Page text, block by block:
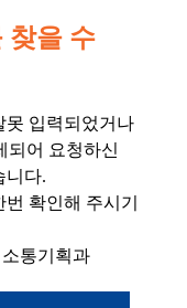
찾을 수
못 입력되었거나
되어 요청하신
니다.
확인해 주시기
통기획과